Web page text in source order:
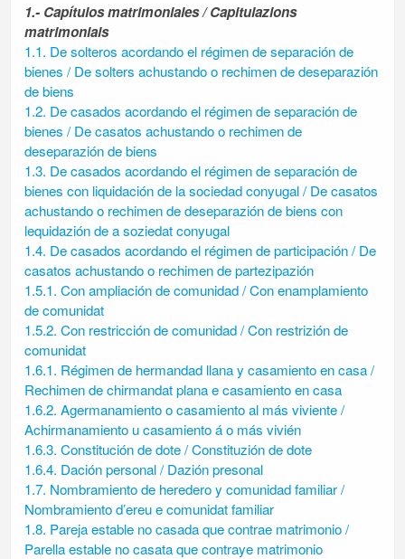
1.- Capítulos matrimoniales / Capitulazions
matrimonials
1.1. De solteros acordando el régimen de separación de
bienes / De solters achustando o rechimen de deseparazión
de biens
1.2. De casados acordando el régimen de separación de
bienes / De casatos achustando o rechimen de
deseparazión de biens
1.3. De casados acordando el régimen de separación de
bienes con liquidación de la sociedad conyugal / De casatos
achustando o rechimen de deseparazión de biens con
lequidazión de a soziedat conyugal
1.4. De casados acordando el régimen de participación / De
casatos achustando o rechimen de partezipazión
1.5.1. Con ampliación de comunidad / Con enamplamiento
de comunidat
1.5.2. Con restricción de comunidad / Con restrizión de
comunidat
1.6.1. Régimen de hermandad llana y casamiento en casa /
Rechimen de chirmandat plana e casamiento en casa
1.6.2. Agermanamiento o casamiento al más viviente /
Achirmanamiento u casamiento á o más vivién
1.6.3. Constitución de dote / Constituzión de dote
1.6.4. Dación personal / Dazión presonal
1.7. Nombramiento de heredero y comunidad familiar /
Nombramiento d’ereu e comunidat familiar
1.8. Pareja estable no casada que contrae matrimonio /
Parella estable no casata que contraye matrimonio